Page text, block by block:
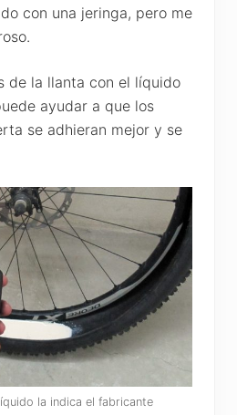
con una jeringa, pero me
de la llanta con el líquido
ayudar a que los
se adhieran mejor y se
la indica el fabricante